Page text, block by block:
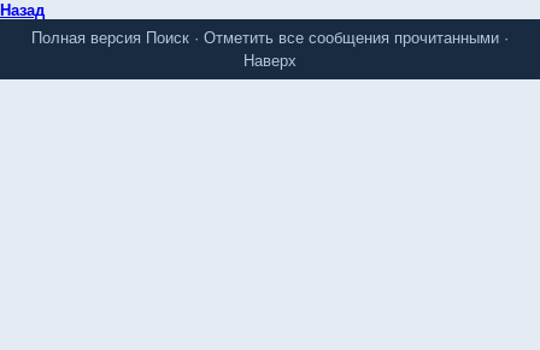
Назад
Полная версия Поиск · Отметить все сообщения прочитанными ·
Наверх